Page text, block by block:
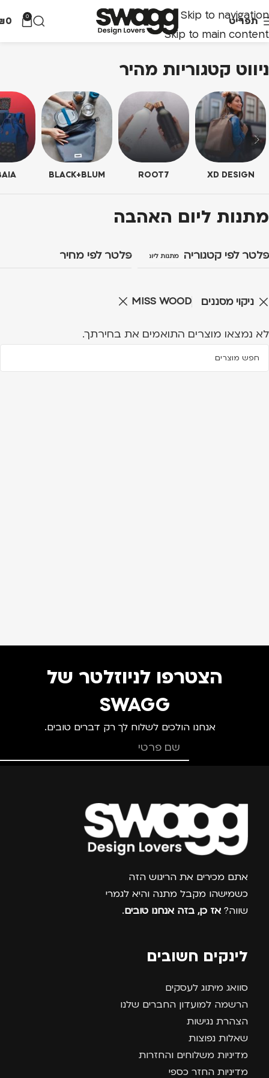
Skip to navigation
Skip to main content
תפריט 0
0
ניווט קטגוריות מהיר
XD DESIGN
ROOT7
BLACK+BLUM
מתנות ליום האהבה
פלטר לפי קטגוריה מתנות ליום האהבהפלטר לפי מחיר
ניקוי מסננים MISS WOOD
לא נמצאו מוצרים התואמים את בחירתך.
הצטרפו לניוזלטר של
SWAGG
אנחנו הולכים לשלוח לך רק דברים טובים.
צרפו אותי למועדון
אתם מכירים את הריגוש הזה
כשמישהו מקבל מתנה והיא לגמרי
שווה? אז כן, בזה אנחנו טובים.
לינקים חשובים
סוואג מיתוג לעסקים
הרשמה למועדון החברים שלנו
הצהרת נגישות
שאלות נפוצות
מדיניות משלוחים והחזרות
מדיניות החזר כספי